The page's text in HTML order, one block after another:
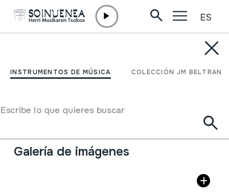
INSTRUMENTOS DE MÚSICA COLECCIÓN JM BELTRAN
Escribe lo que quieres buscar
ES
TXIFLOA
Tipo de Instrumento de música
Aerófonos
Flautas
Galería de imágenes